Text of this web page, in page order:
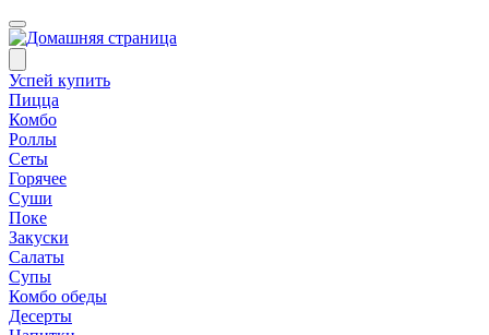
Успей купить
Пицца
Комбо
Роллы
Сеты
Горячее
Суши
Поке
Закуски
Салаты
Супы
Комбо обеды
Десерты